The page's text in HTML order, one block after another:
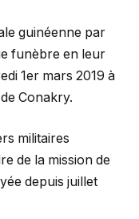
guinéenne par
funèbre en leur
1er mars 2019 à
Conakry.
militaires
de la mission de
depuis juillet